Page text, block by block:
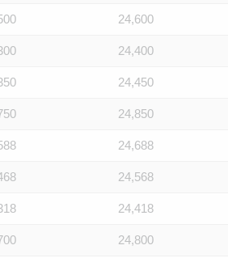
24,600
24,400
24,450
24,850
24,688
24,568
24,418
24,800